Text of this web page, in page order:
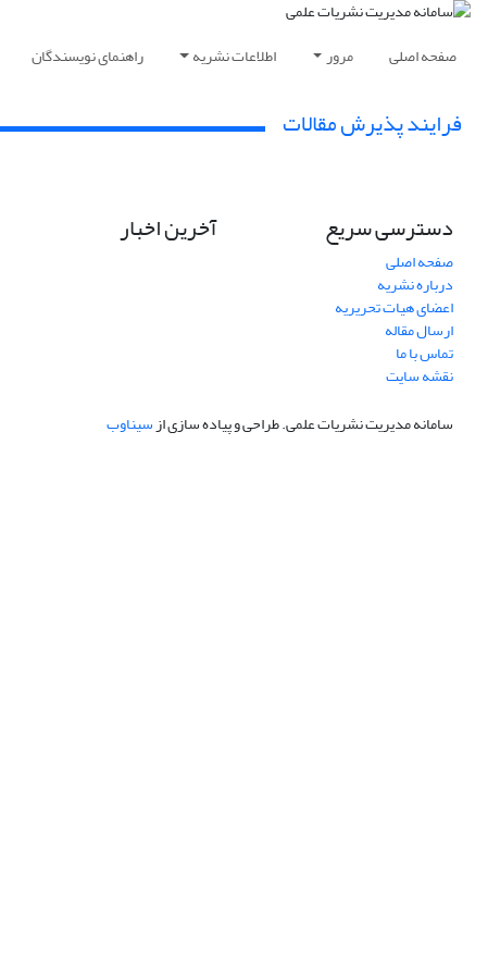
صفحه اصلی مرور اطلاعات نشریه راهنمای نویسندگان
فرایند پذیرش مقالات
دسترسی سریع
صفحه اصلی
درباره نشریه
اعضای هیات تحریریه
ارسال مقاله
تماس با ما
نقشه سایت
آخرین اخبار
سامانه مدیریت نشریات علمی.طراحی و پیاده سازی ازسیناوب